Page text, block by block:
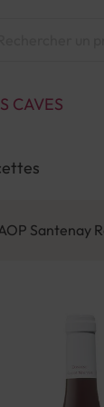
CAVES
Santenay